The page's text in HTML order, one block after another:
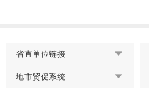
省直单位链接
地市贸促系统